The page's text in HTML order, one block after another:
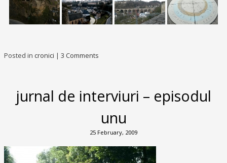
Posted in cronici | 3 Comments
jurnal de interviuri – episodul
unu
25 February, 2009